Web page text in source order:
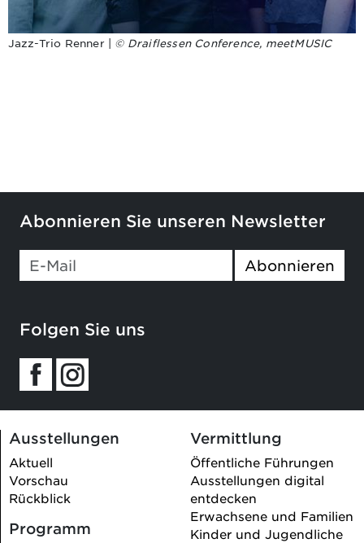
Jazz-Trio Renner | © Draiflessen Conference, meetMUSIC
Abonnieren Sie unseren Newsletter
If you
this
Abonnieren
Folgen Sie uns
Ausstellungen
Aktuell
Vorschau
Rückblick
Programm
Vermittlung
Öffentliche Führungen
Ausstellungen digital
entdecken
Erwachsene und Familien
Kinder und Jugendliche